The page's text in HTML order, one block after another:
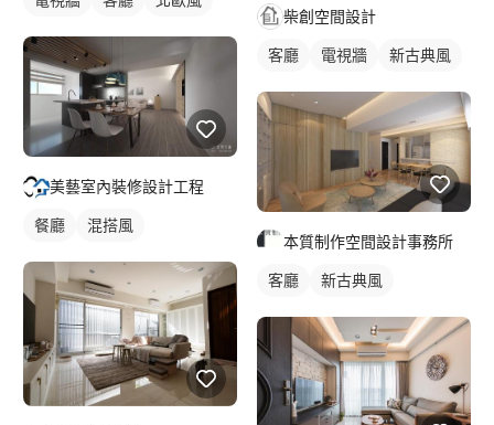
美藝室內裝修設計工程
餐廳 混搭風
柴創空間設計
客廳 電視牆 新古典風
本質制作空間設計事務所
客廳 新古典風